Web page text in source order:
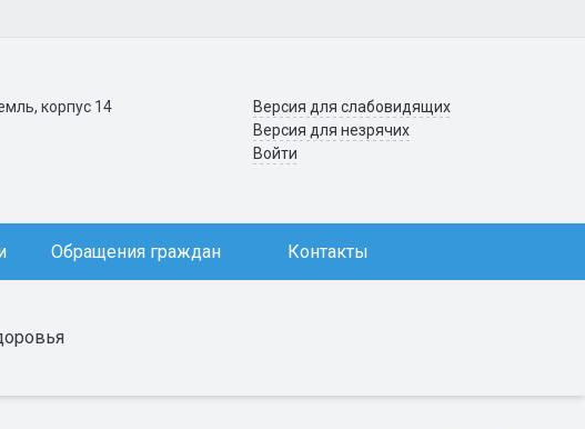
корпус 14
Версия для слабовидящих
Версия для незрячих
Войти
Обращения граждан Контакты